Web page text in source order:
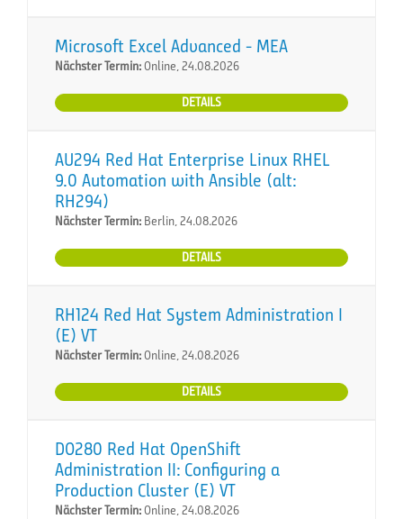
Microsoft Excel Advanced - MEA
Nächster Termin:Online, 24.08.2026
DETAILS
AU294 Red Hat Enterprise Linux RHEL
9.0 Automation with Ansible (alt:
RH294)
Nächster Termin: Berlin, 24.08.2026
DETAILS
RH124 Red Hat System Administration I
(E) VT
Nächster Termin:Online, 24.08.2026
DETAILS
DO280 Red Hat OpenShift
Administration II: Configuring a
Production Cluster (E) VT
Nächster Termin:Online, 24.08.2026